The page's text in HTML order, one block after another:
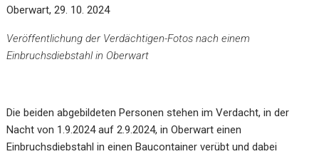
Oberwart, 29. 10. 2024
Veröffentlichung der Verdächtigen-Fotos nach einem
Einbruchsdiebstahl in Oberwart
Die beiden abgebildeten Personen stehen im Verdacht, in der
Nacht von 1.9.2024 auf 2.9.2024, in Oberwart einen
Einbruchsdiebstahl in einen Baucontainer verübt und dabei